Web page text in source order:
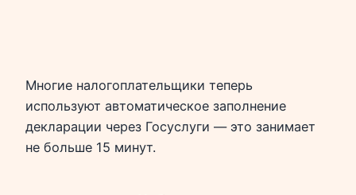
Многие налогоплательщики теперь
используют автоматическое заполнение
декларации через Госуслуги — это занимает
не больше 15 минут.